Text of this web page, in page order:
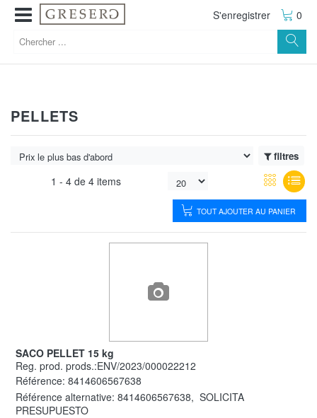
S'enregistrer 0
PELLETS
filtres
1 -4de4 items
TOUT AJOUTER AU PANIER
SACO PELLET 15 kg
Reg. prod. prods.:ENV/2023/000022212
Référence: 8414606567638
Référence alternative: 8414606567638, SOLICITA
PRESUPUESTO